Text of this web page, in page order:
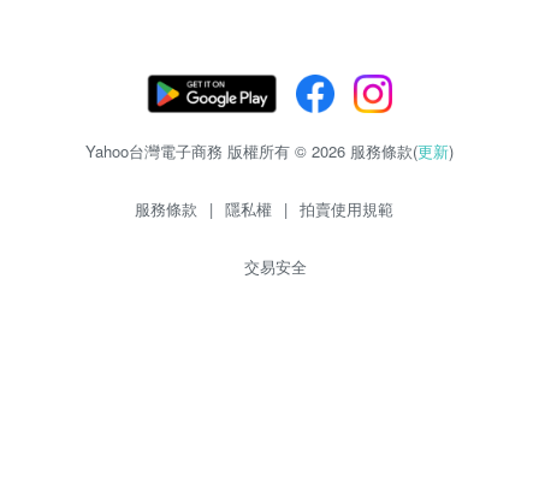
Yahoo台灣電子商務 版權所有 © 2026 服務條款(更新)
服務條款 | 隱私權 | 拍賣使用規範
交易安全